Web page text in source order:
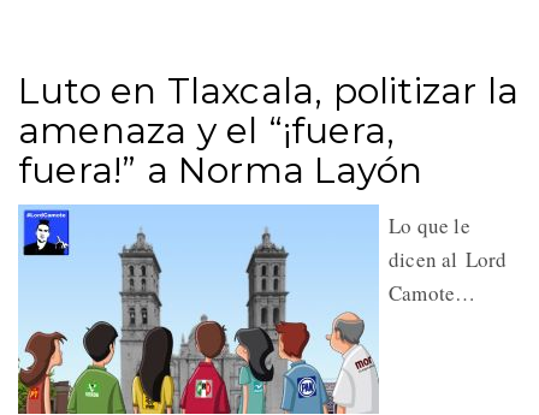
Luto en Tlaxcala, politizar la
amenaza y el “¡fuera,
fuera!” a Norma Layón
Lo que le
dicen al Lord
Camote…